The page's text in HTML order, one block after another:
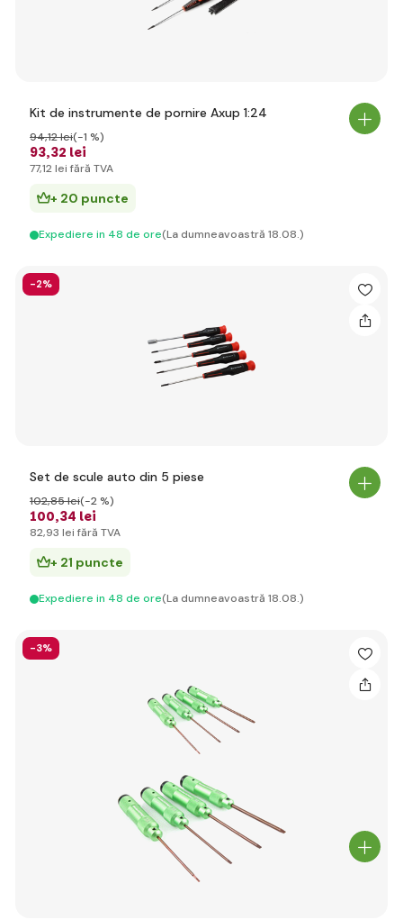
Kit de instrumente de pornire Axup 1:24
93,32 lei
94,12 lei(-1 %)
77,12 lei fără TVA
+ 20 puncte
Expediere in 48 de ore(La dumneavoastră 18.08.)
-2%
Set de scule auto din 5 piese
100,34 lei
102,85 lei(-2 %)
82,93 lei fără TVA
+ 21 puncte
Expediere in 48 de ore(La dumneavoastră 18.08.)
-3%